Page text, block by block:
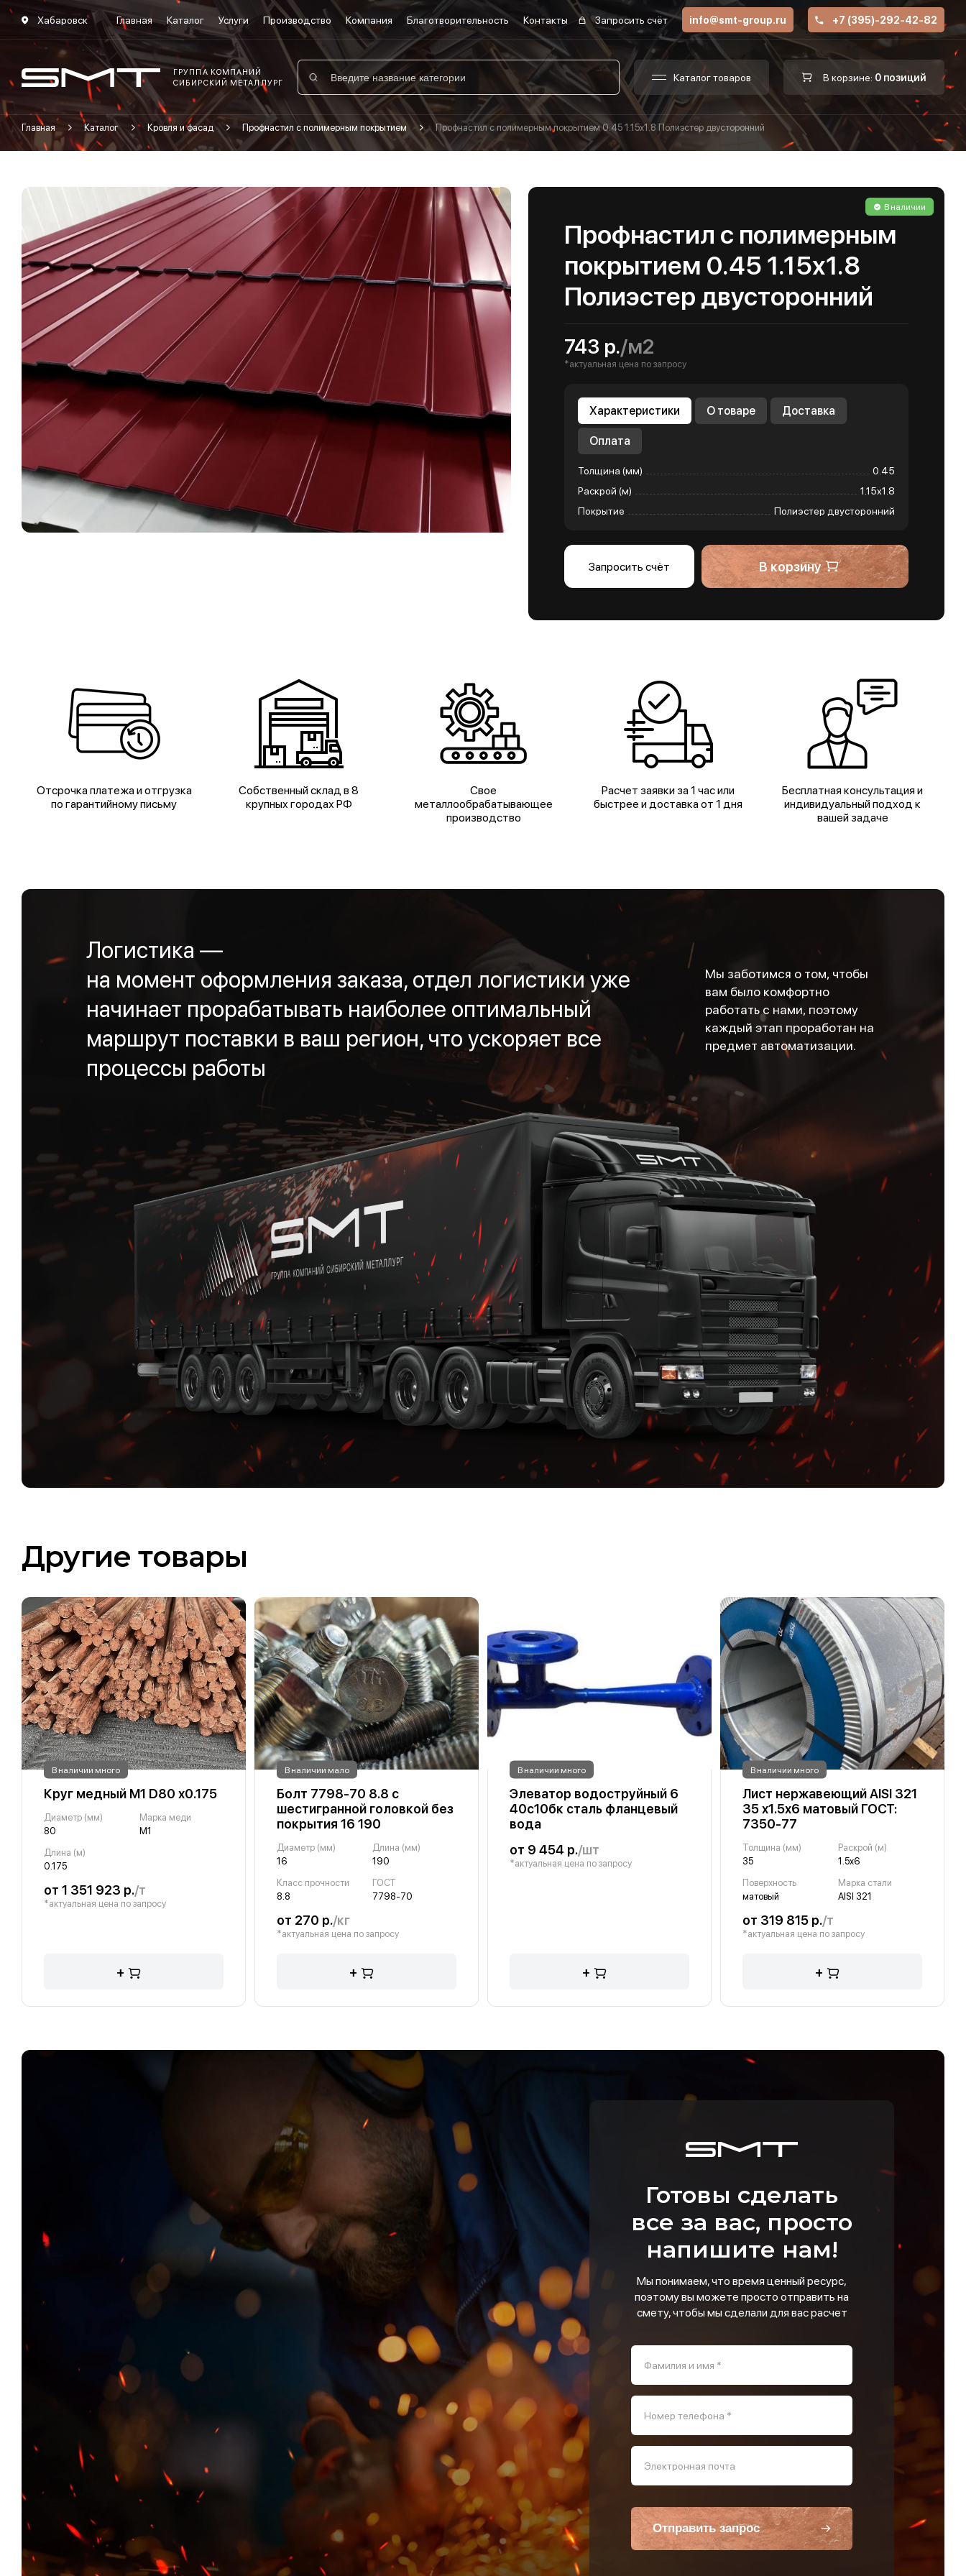
Хабаровск Главная Каталог Услуги Производство Компания Благотворительность Контакты Запросить счёт info@smt-group.ru +7 (395)-292-42-82
ГРУППА КОМПАНИЙ
СИБИРСКИЙ МЕТАЛЛУРГ
Каталог товаров В корзине: 0 позиций
Главная Каталог Кровля и фасад Профнастил с полимерным покрытием Профнастил с полимерным покрытием 0.45 1.15х1.8 Полиэстер двусторонний
В наличии
Профнастил с полимерным
покрытием 0.45 1.15х1.8
Полиэстер двусторонний
743 р./м2
*актуальная цена по запросу
Характеристики О товаре Доставка
Оплата
Толщина (мм)
0.45
Раскрой (м)
1.15х1.8
Покрытие
Полиэстер двусторонний
Запросить счёт В корзину
Отсрочка платежа и отгрузка
по гарантийному письму
Собственный склад в 8
крупных городах РФ
Свое
металлообрабатывающее
производство
Расчет заявки за 1 час или
быстрее и доставка от 1 дня
Бесплатная консультация и
индивидуальный подход к
вашей задаче
Логистика —
на момент оформления заказа, отдел логистики уже
начинает прорабатывать наиболее оптимальный
маршрут поставки в ваш регион, что ускоряет все
процессы работы
Мы заботимся о том, чтобы
вам было комфортно
работать с нами, поэтому
каждый этап проработан на
предмет автоматизации.
Другие товары
В наличии много
Круг медный М1 D80 х0.175
Диаметр (мм)
80
Марка меди
М1
Длина (м)
0.175
от 1 351 923 р./т
*актуальная цена по запросу
+
В наличии мало
Болт 7798-70 8.8 с
шестигранной головкой без
покрытия 16 190
Диаметр (мм)
16
Длина (мм)
190
Класс прочности
8.8
ГОСТ
7798-70
от 270 р./кг
*актуальная цена по запросу
+
В наличии много
Элеватор водоструйный 6
40с10бк сталь фланцевый
вода
от 9 454 р./шт
*актуальная цена по запросу
+
В наличии много
Лист нержавеющий AISI 321
35 х1.5х6 матовый ГОСТ:
7350-77
Толщина (мм)
35
Раскрой (м)
1.5х6
Поверхность
матовый
Марка стали
AISI 321
от 319 815 р./т
*актуальная цена по запросу
+
Готовы сделать
все за вас, просто
напишите нам!
Мы понимаем, что время ценный ресурс,
поэтому вы можете просто отправить на
смету, чтобы мы сделали для вас расчет
Фамилия и имя *
Номер телефона *
Электронная почта
Отправить запрос